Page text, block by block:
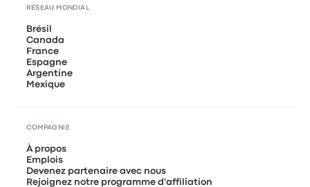
RÉSEAU MONDIAL
Brésil
Canada
France
Espagne
Argentine
Mexique
COMPAGNIE
À propos
Emplois
Devenez partenaire avec nous
Rejoignez notre programme d'affiliation